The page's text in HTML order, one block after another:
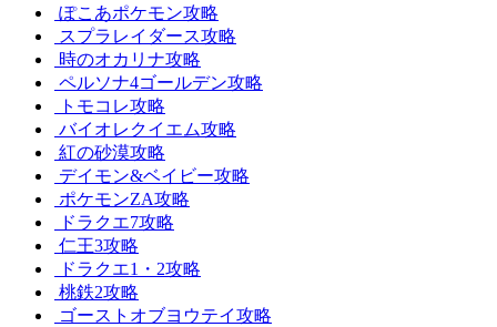
ぽこあポケモン攻略
スプラレイダース攻略
時のオカリナ攻略
ペルソナ4ゴールデン攻略
トモコレ攻略
バイオレクイエム攻略
紅の砂漠攻略
デイモン&ベイビー攻略
ポケモンZA攻略
ドラクエ7攻略
仁王3攻略
ドラクエ1・2攻略
桃鉄2攻略
ゴーストオブヨウテイ攻略